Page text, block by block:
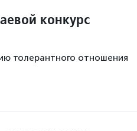
конкурс
толерантного отношения